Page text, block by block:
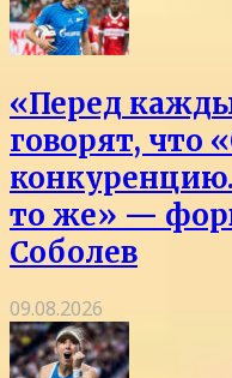
«Перед
говорят, что
то же» —
Соболев
09.08.2026